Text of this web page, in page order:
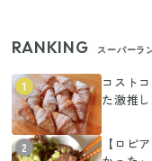
RANKING スーパーラ
1
コスト
た激推
2
【ロピ